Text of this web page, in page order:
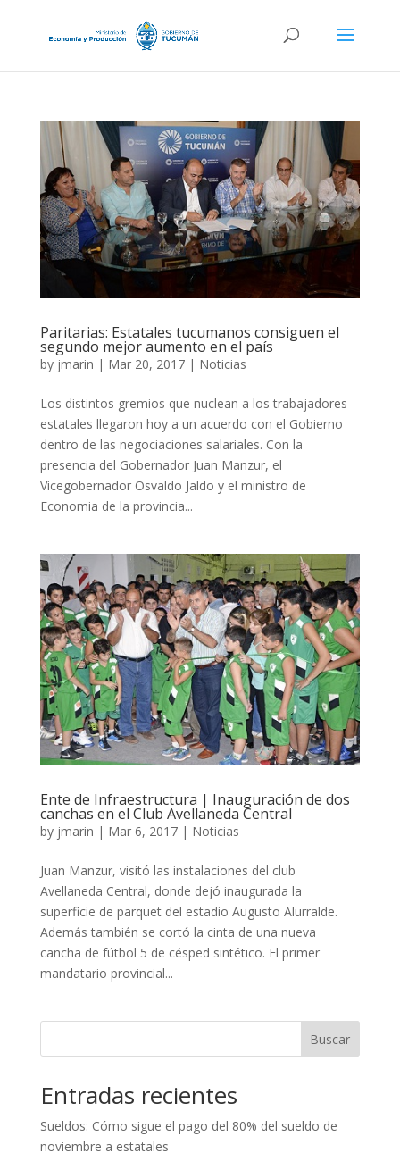
Paritarias: Estatales tucumanos consiguen el
segundo mejor aumento en el país
by jmarin | Mar 20, 2017| Noticias
Los distintos gremios que nuclean a los trabajadores
estatales llegaron hoy a un acuerdo con el Gobierno
dentro de las negociaciones salariales. Con la
presencia del Gobernador Juan Manzur, el
Vicegobernador Osvaldo Jaldo y el ministro de
Economia de la provincia...
Ente de Infraestructura | Inauguración de dos
canchas en el Club Avellaneda Central
by jmarin | Mar 6, 2017| Noticias
Juan Manzur, visitó las instalaciones del club
Avellaneda Central, donde dejó inaugurada la
superficie de parquet del estadio Augusto Alurralde.
Además también se cortó la cinta de una nueva
cancha de fútbol 5 de césped sintético. El primer
mandatario provincial...
Buscar
Entradas recientes
Sueldos: Cómo sigue el pago del 80% del sueldo de
noviembre a estatales